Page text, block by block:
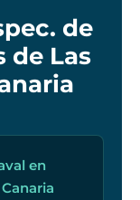
de
de Las
en